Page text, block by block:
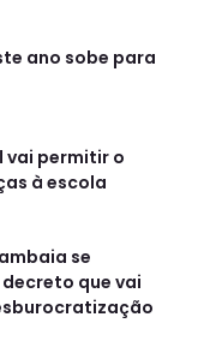
ano sobe para
vai permitir o
à escola
se
que vai